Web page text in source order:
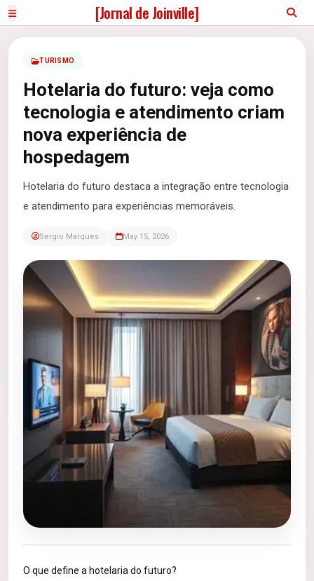
[Jornal de Joinville]
TURISMO
Hotelaria do futuro: veja como
tecnologia e atendimento criam
nova experiência de
hospedagem
Hotelaria do futuro destaca a integração entre tecnologia
e atendimento para experiências memoráveis.
Sergio Marques May 15, 2026
O que define a hotelaria do futuro?